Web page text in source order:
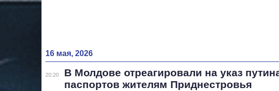
16 мая, 2026
20:20
В Молдове отреагировали на указ
паспортов жителям Приднестровья